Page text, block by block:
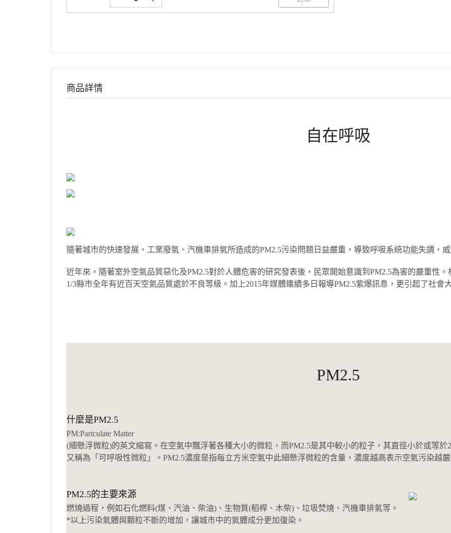
商品詳情
自在呼吸
隨著城市的快速發展，工業廢氣、汽機車排氣所造成的PM2.5污染問題日益嚴重，導致呼吸系統功能失調，
近年來，隨著室外空氣品質惡化及PM2.5對於人體危害的研究發表後，民眾開始意識到PM2.5為害的嚴重性
1/3縣市全年有近百天空氣品質處於不良等級。加上2015年媒體連續多日報導PM2.5紫爆訊息，更引起了社會
PM2.5
什麼是PM2.5
PM:Partculate Matter
(細懸浮微粒)的英文縮寫。在空氣中飄浮著各種大小的微粒，而PM2.5是其中較小的粒子，其直徑小於或等於
又稱為「可呼吸性微粒」。PM2.5濃度是指每立方米空氣中此細懸浮微粒的含量，濃度越高表示空氣污染越嚴
PM2.5的主要來源
燃燒過程，例如石化燃料(煤、汽油、柴油)、生物質(稻桿、木柴)、垃圾焚燒、汽機車排氣等。
*以上污染氣體與顆粒不斷的增加，讓城市中的氣體成分更加復染。